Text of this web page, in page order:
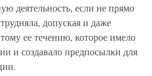
деятельность, если не прямо
допуская и даже
ее течению, которое имело
и создавало предпосылки для